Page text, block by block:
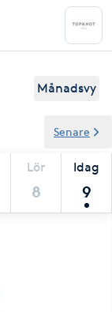
Månadsvy
Lör
8
Idag
9
Senare